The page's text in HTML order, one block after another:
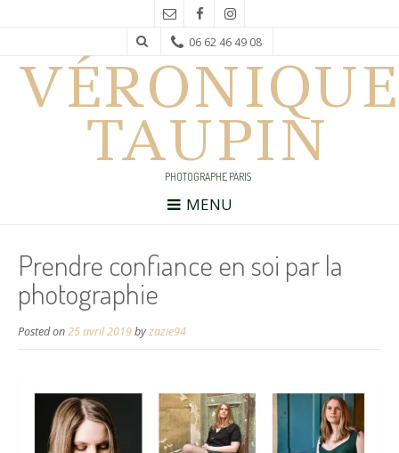
06 62 46 49 08
VÉRONIQUE
TAUPIN
PHOTOGRAPHE PARIS
MENU
Prendre confiance en soi par la
photographie
Posted on25 avril 2019byzazie94